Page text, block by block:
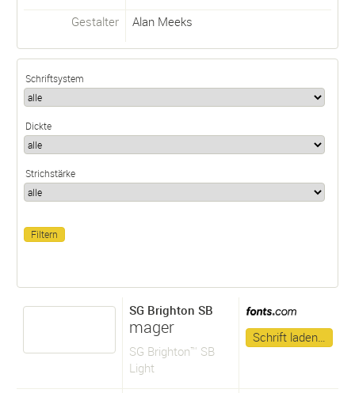
Gestalter Alan Meeks
Schriftsystem
Dickte
Strichstärke
SG Brighton SB
mager
SG Brighton™ SB
Light
Schrift laden…